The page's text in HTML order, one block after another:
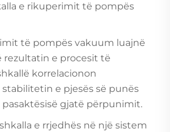
e rikuperimit të pompës
të pompës vakuum luajnë
rezultatin e procesit të
korrelacionon
e pjesës së punës
gjatë përpunimit.
e rrjedhës në një sistem